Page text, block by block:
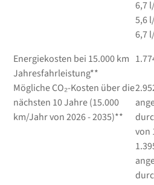
6,7
5,6
6,7
Energiekosten bei 15.000 km
Jahresfahrleistung**
Mögliche CO₂-Kosten über die
nächsten 10 Jahre (15.000
km/Jahr von 2026 - 2035)**
von